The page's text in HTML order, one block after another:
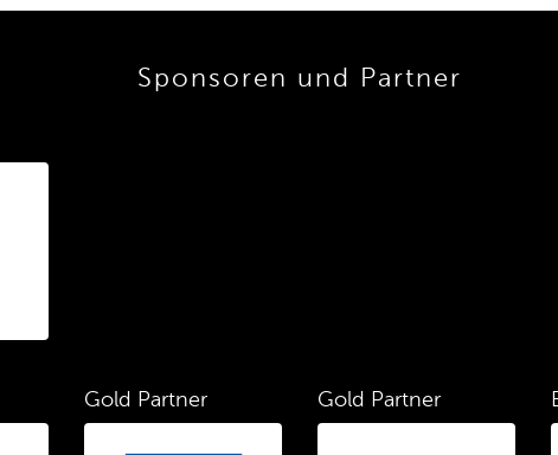
Sponsoren und Partner
Gold Partner Gold Partner